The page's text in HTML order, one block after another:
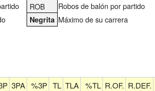
ROB
Robos de balón por partido
Negrita Máximo de su carrera
3PA %3P TL TLA %TL R.OF. R.DEF.